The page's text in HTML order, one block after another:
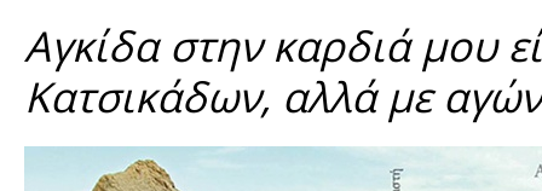
Αγκίδα στην καρδιά μου
Κατσικάδων, αλλά με